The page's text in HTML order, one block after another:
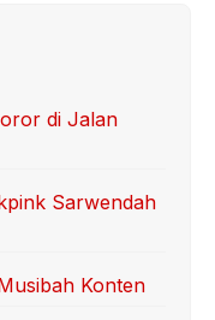
di Jalan
Sarwendah
Konten